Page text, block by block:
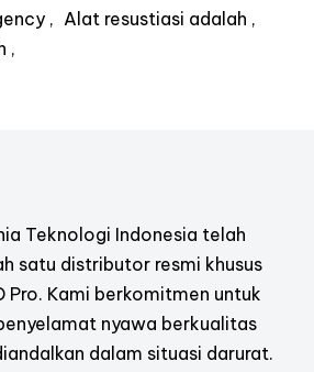
Alat resustiasi adalah
Teknologi Indonesia telah
satu distributor resmi khusus
Pro. Kami berkomitmen untuk
nyawa berkualitas
dalam situasi darurat.